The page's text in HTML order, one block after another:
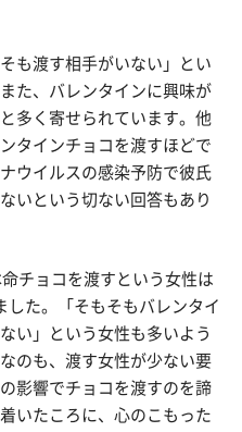
も渡す相手がいない」とい
た、バレンタインに興味が
多く寄せられています。他
タインチョコを渡すほどで
ウイルスの感染予防で彼氏
いという切ない回答もあり
チョコを渡すという女性は
した。「そもそもバレンタイ
い」という女性も多いよう
のも、渡す女性が少ない要
影響でチョコを渡すのを諦
いたころに、心のこもった